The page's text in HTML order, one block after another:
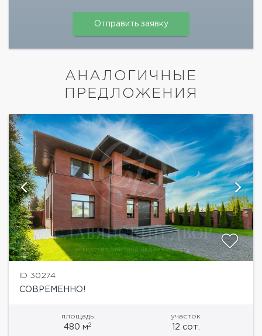
АНАЛОГИЧНЫЕ
ПРЕДЛОЖЕНИЯ
ID 30274
СОВРЕМЕННО!
площадь
480 м2
участок
12 сот.